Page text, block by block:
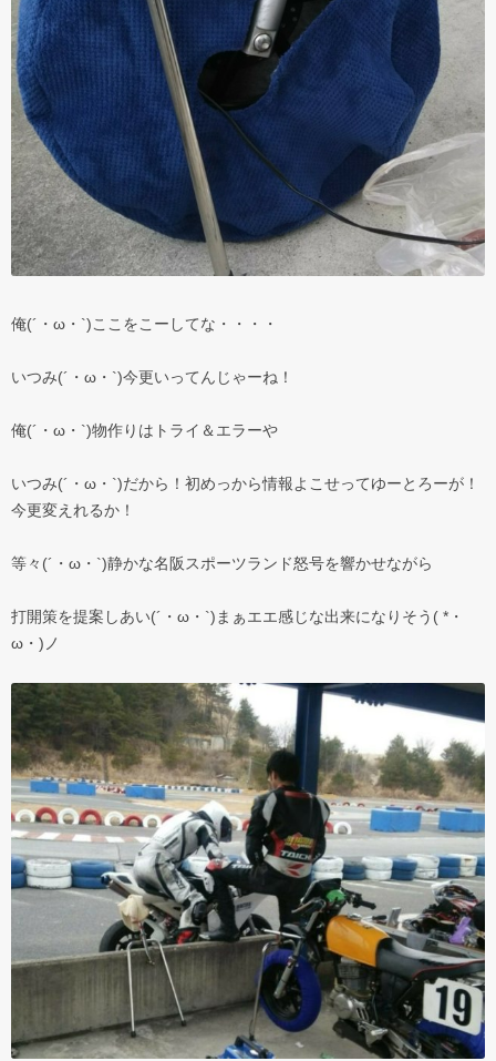
俺(´・ω・`)ここをこーしてな・・・・
いつみ(´・ω・`)今更いってんじゃーね！
俺(´・ω・`)物作りはトライ＆エラーや
いつみ(´・ω・`)だから！初めっから情報よこせってゆーとろーが！
今更変えれるか！
等々(´・ω・`)静かな名阪スポーツランド怒号を響かせながら
打開策を提案しあい(´・ω・`)まぁエエ感じな出来になりそう( *・
ω・)ノ